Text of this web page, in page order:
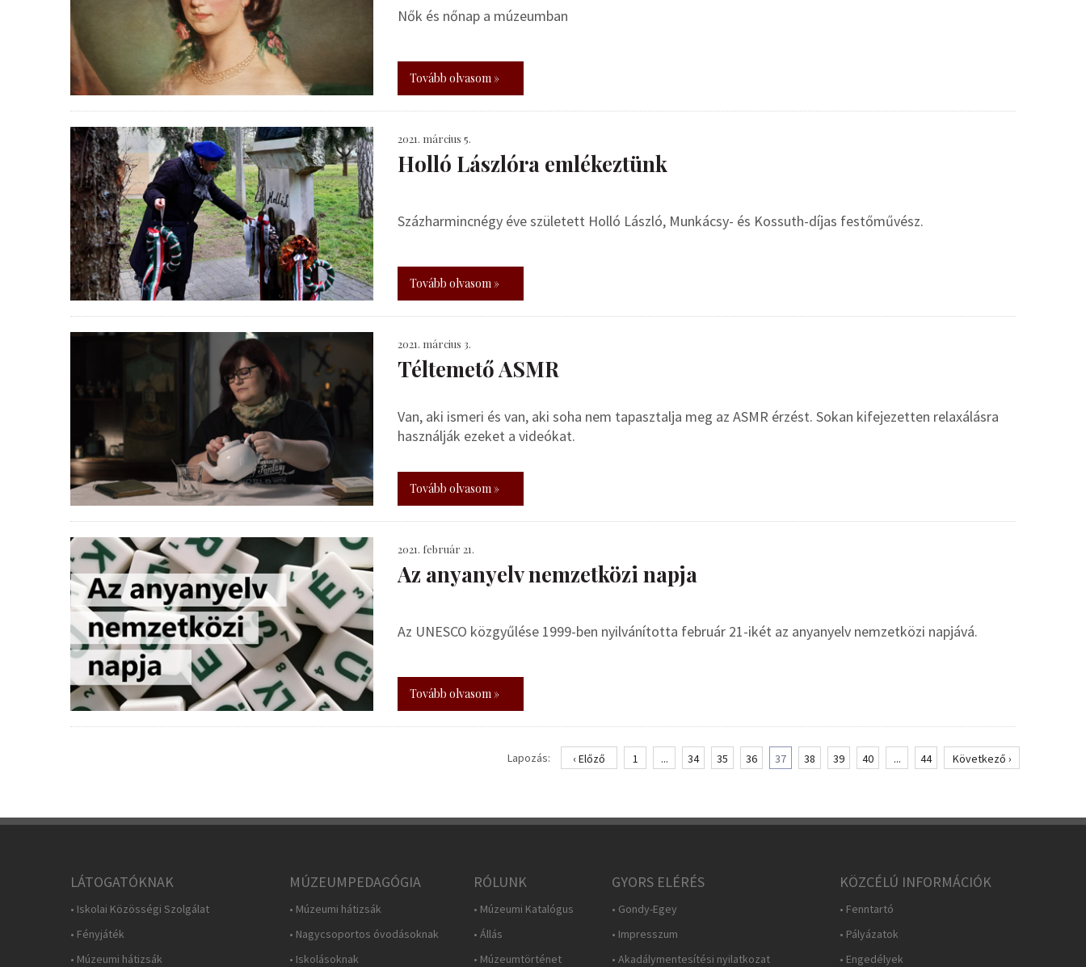
Nők és nőnap a múzeumban
Tovább olvasom »
2021. március 5.
Holló Lászlóra emlékeztünk
Százharmincnégy éve született Holló László, Munkácsy- és Kossuth-díjas festőművész.
Tovább olvasom »
2021. március 3.
Téltemető ASMR
Van, aki ismeri és van, aki soha nem tapasztalja meg az ASMR érzést. Sokan kifejezetten relaxálásra
használják ezeket a videókat.
Tovább olvasom »
2021. február 21.
Az anyanyelv nemzetközi napja
Az UNESCO közgyűlése 1999-ben nyilvánította február 21-ikét az anyanyelv nemzetközi napjává.
Tovább olvasom »
Lapozás: ‹ Előző 1 ... 34 35 36 37 38 39 40 ... 44 Következő ›
LÁTOGATÓKNAK
• Iskolai Közösségi Szolgálat
• Fényjáték
• Múzeumi hátizsák
MÚZEUMPEDAGÓGIA
• Múzeumi hátizsák
• Nagycsoportos óvodásoknak
• Iskolásoknak
RÓLUNK
• Múzeumi Katalógus
• Állás
• Múzeumtörténet
GYORS ELÉRÉS
• Gondy-Egey
• Impresszum
• Akadálymentesítési nyilatkozat
KÖZCÉLÚ INFORMÁCIÓK
• Fenntartó
• Pályázatok
• Engedélyek